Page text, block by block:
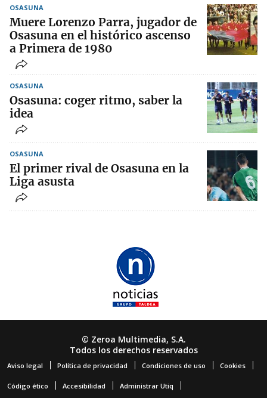
OSASUNA
Muere Lorenzo Parra, jugador de
Osasuna en el histórico ascenso
a Primera de 1980
OSASUNA
Osasuna: coger ritmo, saber la
idea
OSASUNA
El primer rival de Osasuna en la
Liga asusta
© Zeroa Multimedia, S.A.
Todos los derechos reservados
Aviso legal Política de privacidad Condiciones de uso Cookies
Código ético Accesibilidad Administrar Utiq